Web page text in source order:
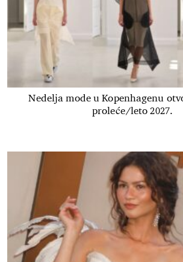
Nedelja mode u Kopenhagenu
proleće/leto 2027.